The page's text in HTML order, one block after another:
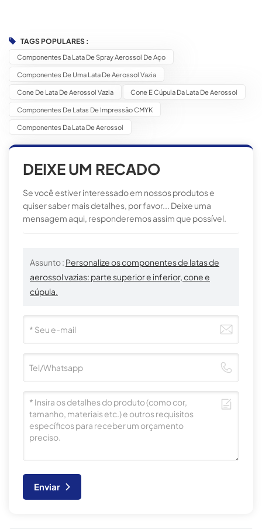
TAGS POPULARES :
Componentes Da Lata De Spray Aerossol De Aço
Componentes De Uma Lata De Aerossol Vazia
Cone De Lata De Aerossol Vazia Cone E Cúpula Da Lata De Aerossol
Componentes De Latas De Impressão CMYK
Componentes Da Lata De Aerossol
DEIXE UM RECADO
Se você estiver interessado em nossos produtos e
quiser saber mais detalhes, por favor... Deixe uma
mensagem aqui, responderemos assim que possível.
Assunto : Personalize os componentes de latas de
aerossol vazias: parte superior e inferior, cone e
cúpula.
Enviar